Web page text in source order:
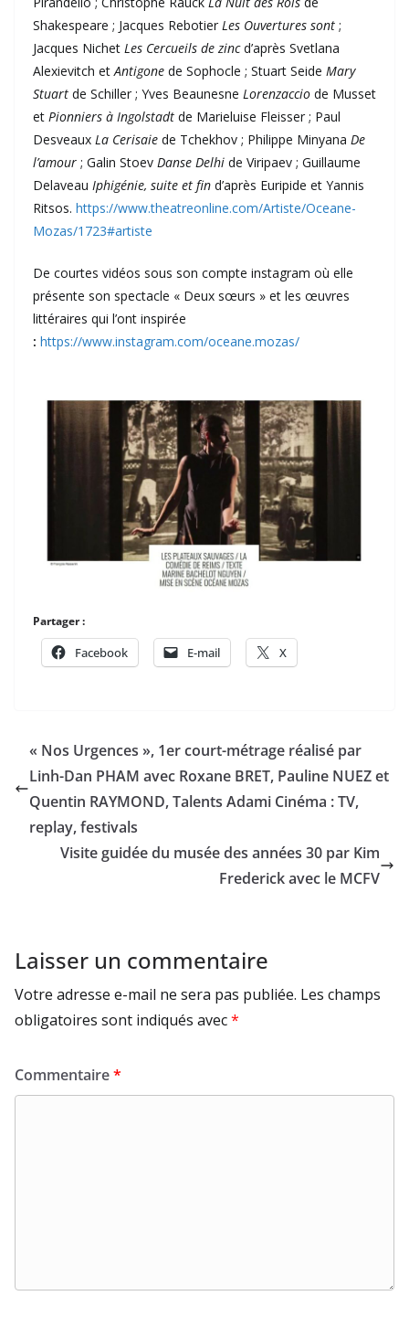
Shakespeare ; Jacques Rebotier Les Ouvertures sont ;
Jacques Nichet Les Cercueils de zincd’après Svetlana
Alexievitch et Antigone de Sophocle ; Stuart Seide Mary
Stuart de Schiller ; Yves Beaunesne Lorenzaccio de Musset
et Pionniers à Ingolstadt de Marieluise Fleisser ; Paul
Desveaux La Cerisaie de Tchekhov ; Philippe Minyana De
l’amour ; Galin Stoev Danse Delhi de Viripaev ; Guillaume
Delaveau Iphigénie, suite et fin d’après Euripide et Yannis
Ritsos. https://www.theatreonline.com/Artiste/Oceane-
Mozas/1723#artiste
De courtes vidéos sous son compte instagram où elle
présente son spectacle « Deux sœurs » et les œuvres
littéraires qui l’ont inspirée
: https://www.instagram.com/oceane.mozas/
Partager :
Facebook E-mail X
« Nos Urgences », 1er court-métrage réalisé par
Linh-Dan PHAM avec Roxane BRET, Pauline NUEZ et
Quentin RAYMOND, Talents Adami Cinéma : TV,
replay, festivals
Visite guidée du musée des années 30 par Kim
Frederick avec le MCFV
Laisser un commentaire
Votre adresse e-mail ne sera pas publiée. Les champs
obligatoires sont indiqués avec*
Commentaire*